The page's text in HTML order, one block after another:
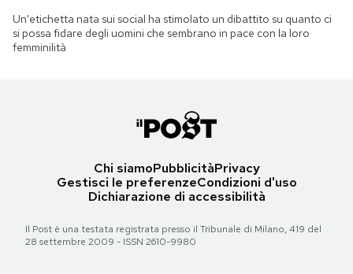
Un'etichetta nata sui social ha stimolato un dibattito su quanto ci
si possa fidare degli uomini che sembrano in pace con la loro
femminilità
Chi siamoPubblicitàPrivacy
Gestisci le preferenzeCondizioni d'uso
Dichiarazione di accessibilità
Il Post è una testata registrata presso il Tribunale di Milano, 419 del
28 settembre 2009 - ISSN 2610-9980